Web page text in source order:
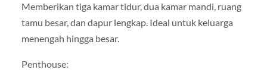
Memberikan tiga kamar tidur, dua kamar mandi, ruang
tamu besar, dan dapur lengkap. Ideal untuk keluarga
menengah hingga besar.
Penthouse: